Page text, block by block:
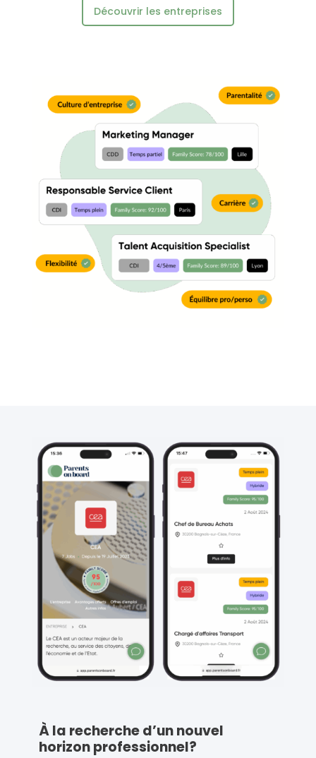
Découvrir les entreprises
À la recherche d’un nouvel
horizon professionnel?